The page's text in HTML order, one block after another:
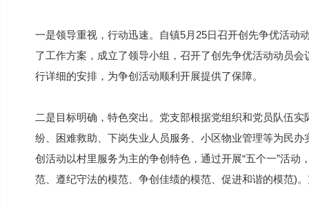
一是领导重视，行动迅速。自镇5月25日召开创先争优活动
了工作方案，成立了领导小组，召开了创先争优活动动员
行详细的安排，为争创活动顺利开展提供了保障。
二是目标明确，特色突出。党支部根据党组织和党员队伍
纷、困难救助、下岗失业人员服务、小区物业管理等为民
创活动以村里服务为主的争创特色，通过开展“五个一”活
范、遵纪守法的模范、争创佳绩的模范、促进和谐的模范)